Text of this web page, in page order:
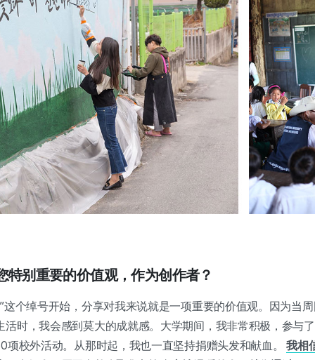
特别重要的价值观，作为创作者？
这个绰号开始，分享对我来说就是一项重要的价值观。因为当
活时，我会感到莫大的成就感。大学期间，我非常积极，参与
项校外活动。从那时起，我也一直坚持捐赠头发和献血。我相